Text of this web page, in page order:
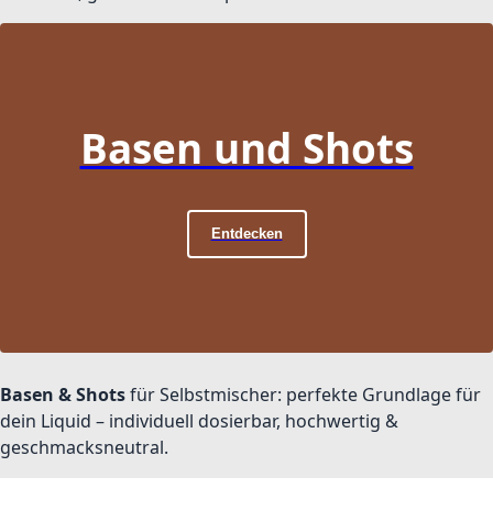
Basen und Shots
Entdecken
Basen & Shotsfür Selbstmischer: perfekte Grundlage für
dein Liquid – individuell dosierbar, hochwertig &
geschmacksneutral.